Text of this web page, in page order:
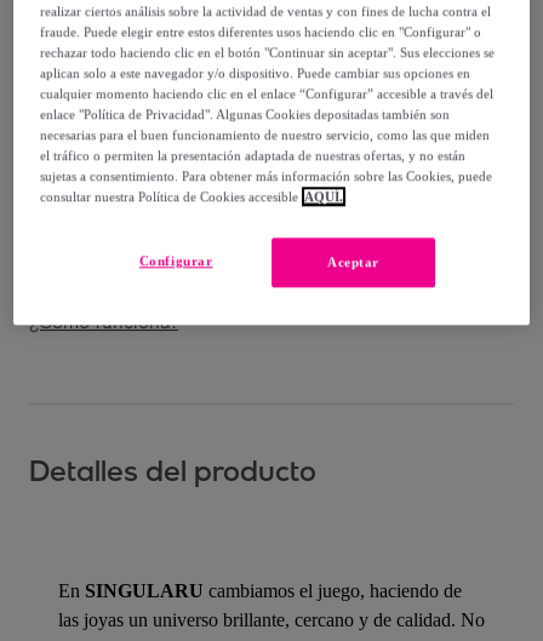
Entrega
Entrega desde2,99 €
Gratis desde 30 € de compra
Entrega: Entre el09/08
¿Cómo funciona?
Detalles del producto
En SINGULARU cambiamos el juego, haciendo de
las joyas un universo brillante, cercano y de calidad. No
realizar ciertos análisis sobre la actividad de ventas y con fines de lucha contra el
fraude. Puede elegir entre estos diferentes usos haciendo clic en "Configurar" o
rechazar todo haciendo clic en el botón "Continuar sin aceptar". Sus elecciones se
aplican solo a este navegador y/o dispositivo. Puede cambiar sus opciones en
cualquier momento haciendo clic en el enlace “Configurar” accesible a través del
enlace "Política de Privacidad". Algunas Cookies depositadas también son
necesarias para el buen funcionamiento de nuestro servicio, como las que miden
el tráfico o permiten la presentación adaptada de nuestras ofertas, y no están
sujetas a consentimiento. Para obtener más información sobre las Cookies, puede
consultar nuestra Política de Cookies accesible AQUÍ.
Aceptar
Configurar